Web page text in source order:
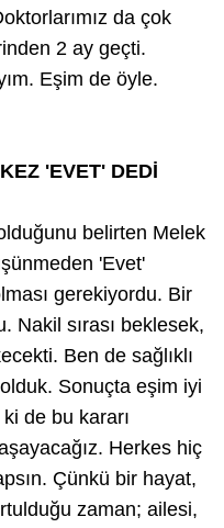
da çok
2 ay geçti.
Eşim de öyle.
'EVET' DEDİ
belirten Melek
'Evet'
gerekiyordu. Bir
Nakil sırası beklesek,
Ben de sağlıklı
Sonuçta eşim iyi
de bu kararı
Herkes hiç
Çünkü bir hayat,
zaman; ailesi,